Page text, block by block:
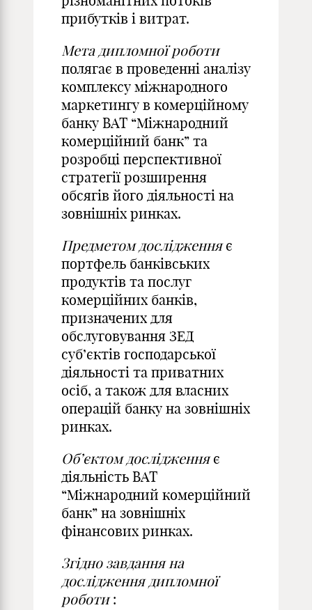
прибутків і витрат.
Мета дипломної роботи
полягає в проведенні аналізу
комплексу міжнародного
маркетингу в комерційному
банку ВАТ “Міжнародний
комерційний банк” та
розробці перспективної
стратегії розширення
обсягів його діяльності на
зовнішніх ринках.
Предметом дослідженняє
портфель банківських
продуктів та послуг
комерційних банків,
призначених для
обслуговування ЗЕД
суб’єктів господарської
діяльності та приватних
осіб, а також для власних
операцій банку на зовнішніх
ринках.
Об’єктом дослідженняє
діяльність ВАТ
“Міжнародний комерційний
банк” на зовнішніх
фінансових ринках.
Згідно завдання на
дослідження дипломної
роботи: